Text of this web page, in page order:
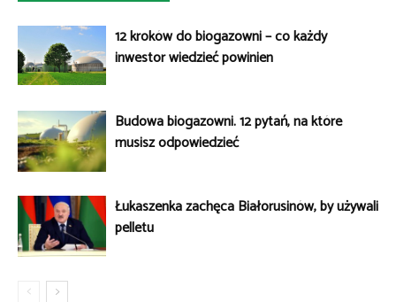
12 kroków do biogazowni – co każdy
inwestor wiedzieć powinien
Budowa biogazowni. 12 pytań, na które
musisz odpowiedzieć
Łukaszenka zachęca Białorusinów, by używali
pelletu